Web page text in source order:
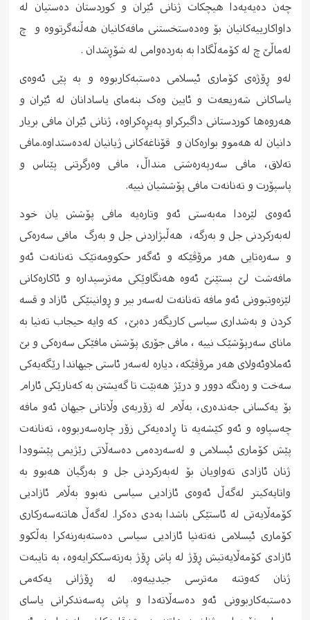
چەن دەیەیەدا ھیچکات ژنانی ئێران و کوردستان دەستیان لە
داواکارییەکانیان بۆ وەدەستخستنی مافەکانیان ھەڵنەگرتووە و چ
لەماڵێ چ لە کۆمەڵگادا بە بەردەوامی لە شۆڕشدان .
لەو ڕۆژەی کۆماری ئیسلامی دەستبەکاربووە و بە پێی ئەوەی
یاساکانی شەریعەت و ئایین وەک بنەمای یاسادانان لە ئێران و
ھەروەھا کوردستانی داگیرکراو پەیڕەکراوە، ژنانی ئێران مافی بریار
دانیان لە ھەموو بوارەکان و قۆناغەکانی ژیانیان لەدەستداوە.مافی
تەلاق، مافی سەرپەرەشتی منداڵ، مافی وەرگرتنی پێناس و
پاسپۆرت و تەنانەت مافی پۆششیان نییە.
ئەوەی لێرەدا مەبەستی ئەو وتارەیە مافی پۆشش یان خود
لەبەرکردنی جل و بەرگە، هەڵبژاردنی جل و بەرگ مافی سەرەکی
و سەرەتایی هەر مرۆڤێکە و ئەگەر حکوومەتێک تەنانەت ئەو
مافەشت لێ بستێنێ ئەوە ھەنگاوێکی مەترسیدارە و ئاکارەکانی
لێزەوتبوونی ئەو مافە تەنانەت لەسەر بیر و ڕوانینێکی ئازاد و قسە
کردن و بەشداری سیاسی کاریگەر دەبێ، کە وایە حیجاب تەنیا بە
مانای سەرپۆشێک نییە ، مافی جۆری پۆشش مافێکی سەرەکی و بێ
ئەملاوئەولای ھەر مرۆڤێکە، دیارە لەسەر ئاستی جیھاندا رێگەیەکی
سەخت و رەنگە دوور و درێژ ھەبێت تا گەیشتن بە کەنارێکی ئارام
بۆ یەکسانی جەندەری، بەڵام لە زۆربەی وڵاتانی جیھان ئەو مافە
چەسپاوە و ئەو کێشەیە تا ڕادەیەکی زۆر چارەسەربووە، تەنانەت
پێش کۆماری ئیسلامی و لەسەردەمی دەسەڵاتی رێژیمی پێشوودا
ژنان ئازادی تەواویان بۆ لەبەرکردنی جل و بەرگیان ھەبوو بە
واتایەکیتر لەگەڵ ئەوەی ئازادیی سیاسی نەبوو بەڵام ئازادیی
کۆمەڵایەتی لە ئاستێکی باشدا بەدی دەکرا. لەگەڵ ھاتنەسەرکاری
کۆماری ئیسلامی نەتەنیا ئازادیی سیاسی دەستەبەرنەکرا بەڵکوو
ئازادی کۆمەڵایەتیش ڕۆژ لە پاش ڕۆژ بەرتەسککرایەوە، بە تایبەت
ژنان کەوتنە مەترسی جیدییەوە. لە ڕۆژانی یەکەمی
دەستبەکاربوونی ئەو دەسەڵاتەدا و پاش پەسەندکرانی یاسای